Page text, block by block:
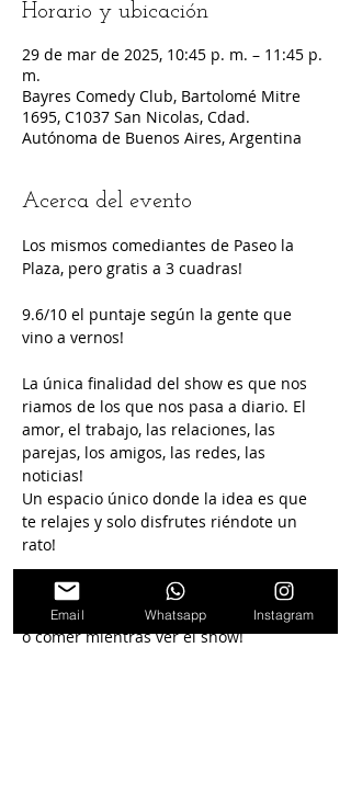
Horario y ubicación
29 de mar de 2025, 10:45 p. m. – 11:45 p.
m.
Bayres Comedy Club, Bartolomé Mitre
1695, C1037 San Nicolas, Cdad.
Autónoma de Buenos Aires, Argentina
Acerca del evento
Los mismos comediantes de Paseo la
Plaza, pero gratis a 3 cuadras!
9.6/10 el puntaje según la gente que
vino a vernos!
La única finalidad del show es que nos
riamos de los que nos pasa a diario. El
amor, el trabajo, las relaciones, las
parejas, los amigos, las redes, las
noticias!
Un espacio único donde la idea es que
te relajes y solo disfrutes riéndote un
rato!
El show es en la Sala Bayres Club donde
vas a poder disfrutar de algo para tomar
o comer mientras ver el show!
Email Whatsapp Instagram